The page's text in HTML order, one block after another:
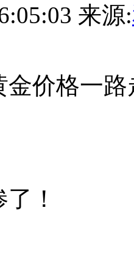
来源:
格一路
！